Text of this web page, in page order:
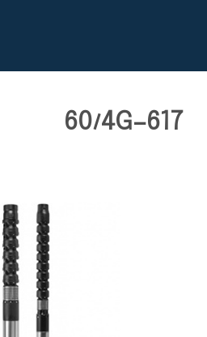
60/4G-617